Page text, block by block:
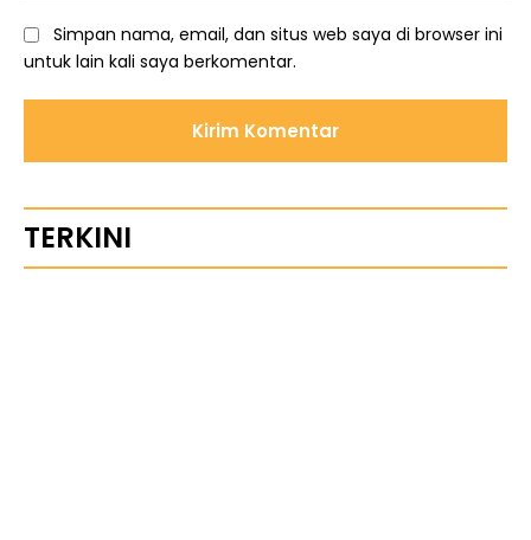
Simpan nama, email, dan situs web saya di browser ini
untuk lain kali saya berkomentar.
TERKINI